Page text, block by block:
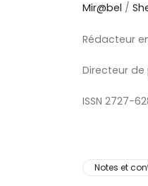
Mir@bel /
Rédacteur
Directeur de
ISSN 2727-
Notes et